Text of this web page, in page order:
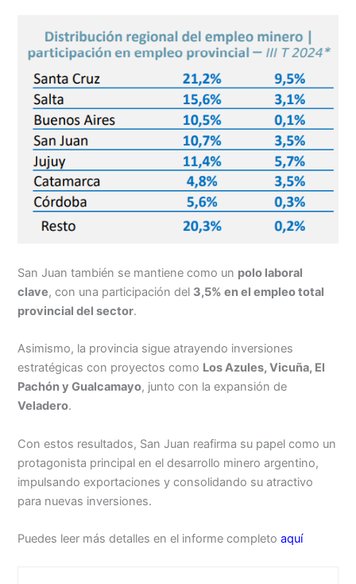
San Juan también se mantiene como un polo laboral
clave, con una participación del 3,5% en el empleo total
provincial del sector.
Asimismo, la provincia sigue atrayendo inversiones
estratégicas con proyectos como Los Azules, Vicuña, El
Pachón y Gualcamayo, junto con la expansión de
Veladero.
Con estos resultados, San Juan reafirma su papel como un
protagonista principal en el desarrollo minero argentino,
impulsando exportaciones y consolidando su atractivo
para nuevas inversiones.
Puedes leer más detalles en el informe completo aquí